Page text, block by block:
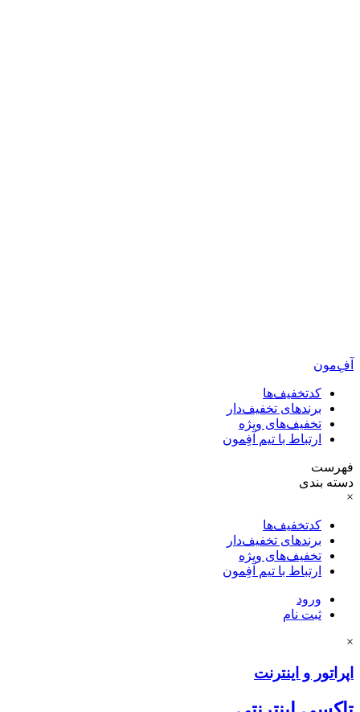
آفِ‌مون
کدتخفیف‌ها
برندهای تخفیف‌دار
تخفیف‌های ویژه
ارتباط با تیم آفِمون
فهرست
دسته بندی
×
کدتخفیف‌ها
برندهای تخفیف‌دار
تخفیف‌های ویژه
ارتباط با تیم آفِمون
ورود
ثبت نام
×
اپراتور و اینترنت